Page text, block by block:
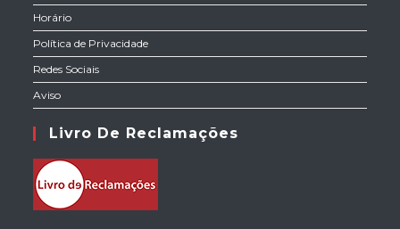
Horário
Política de Privacidade
Redes Sociais
Aviso
Livro De Reclamações